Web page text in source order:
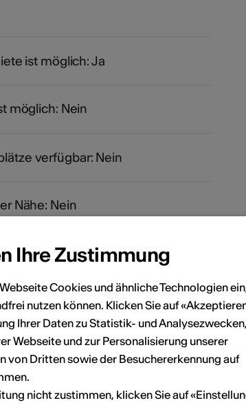
ist möglich: Ja
möglich: Nein
verfügbar: Nein
Nähe: Nein
Parkplatz eingeschränkt
rollstuhlgängig
Anlagen / Einrichtungen
für Menschen mit
Sehbehinderung
Nicht rollstuhlgängig
Zugänglichkeit
Ihre Zustimmung
Cookies und ähnliche Technologien
nutzen können. Klicken Sie auf
Ihrer Daten zu Statistik- und
Webseite und zur Personalisierung unserer
von Dritten sowie der Besuchererkennung auf
nicht zustimmen, klicken Sie auf